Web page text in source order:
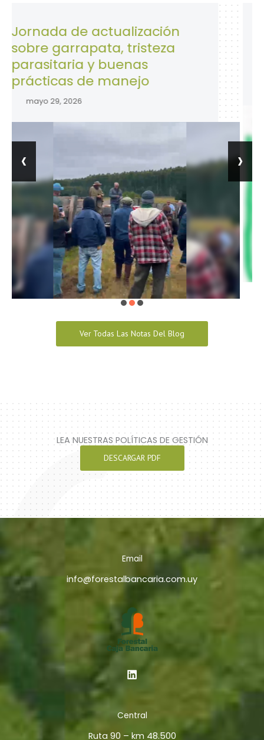
de actualización
tristeza
y buenas
de manejo
2026
28 de
la
trabajo.
abril 28,
‹ ›
Ver Todas Las Notas Del Blog
LEA NUESTRAS POLÍTICAS DE GESTIÓN
DESCARGAR PDF
Email
info@forestalbancaria.com.uy
Central
Ruta 90 – km 48.500